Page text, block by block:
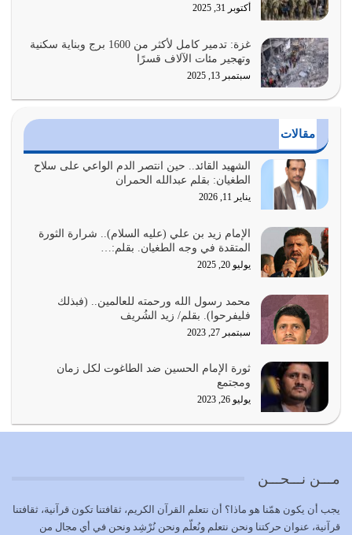
عندما يكون عدوك هو عدو الله معناه أن تكون نقاط الضعف
فيه كثيرة وسينصرك الله عليه إذا…
يوليو 26, 2026
أراد الله لهذه الأمة ان تكون خير امة أخرجت للناس بالنهوض
الدين الذي شرعه الله لا يجوز أن يخضع لآرائنا وأهوائنا
واجتهاداتنا لأننا سنختلف ونتفرق
يوليو 24, 2026
أمة عاجزة عن النهوض…
يوليو 23, 2026
بحبل الله جميعاً وليس كل…
يوليو 22, 2026
يشاء ويذل من يشاء
يوليو 21, 2026
{إِنَّ الدِّينَ عِنْدَ اللَّهِ الْإسْلامُ} الدين الذي شرعه الله للناس في
تتحقق الحقوق للجميع
يوليو 18, 2026
أكتوبر 31, 2025
غزة: تدمير كامل لأكثر من 1600 برج وبناية سكنية
وتهجير مئات الآلاف قسرًا
سبتمبر 13, 2025
مقالات
الشهيد القائد.. حين انتصر الدم الواعي على سلاح
الطغيان: بقلم عبدالله الحمران
يناير 11, 2026
الإمام زيد بن علي (عليه السلام).. شرارة الثورة
المتقدة في وجه الطغيان. بقلم:…
يوليو 20, 2025
محمد رسول الله ورحمته للعالمين.. (فبذلك
فليفرحوا). بقلم/ زيد الشُريف
سبتمبر 27, 2023
ثورة الإمام الحسين ضد الطاغوت لكل زمان
ومجتمع
يوليو 26, 2023
مـــن نـــحـــن
يجب أن يكون همّنا هو ماذا؟ أن نتعلم القرآن الكريم، ثقافتنا تكون قرآنية، ثقافتنا
قرآنية، عنوان حركتنا ونحن نتعلم ونُعلّم ونحن نُرْشِد ونحن في أي مجال من